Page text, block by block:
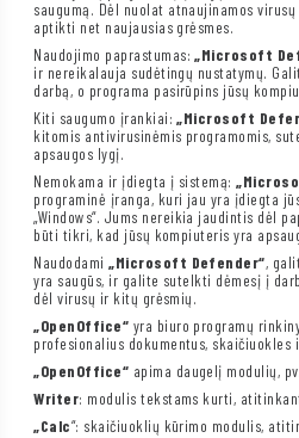
saugumą. Dėl nuolat atnaujinamos
aptikti net naujausias grėsmes.
Naudojimo paprastumas:„Microsoft
ir nereikalauja sudėtingų nustatymų.
darbą, o programa pasirūpins jūsų
Kiti saugumo įrankiai:„Microsoft
kitomis antivirusinėmis programomis,
apsaugos lygį.
Nemokama ir įdiegta į sistemą:
programinė įranga, kuri jau yra įdiegta
„Windows“. Jums nereikia jaudintis dėl
būti tikri, kad jūsų kompiuteris yra
Naudodami„Microsoft Defender“,
yra saugūs, ir galite sutelkti dėmesį į
dėl virusų ir kitų grėsmių.
„OpenOffice“ yra biuro programų
profesionalius dokumentus, skaičiuokles
„OpenOffice“ apima daugelį modulių,
Writer: modulis tekstams kurti,
„Calc“: skaičiuoklių kūrimo modulis,